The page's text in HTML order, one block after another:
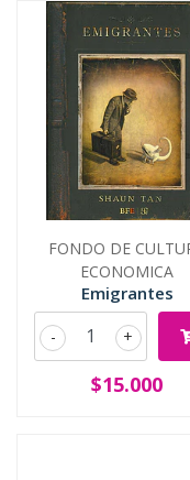
FONDO DE
ECONOMICA
Emigrantes
+
-
$15.000